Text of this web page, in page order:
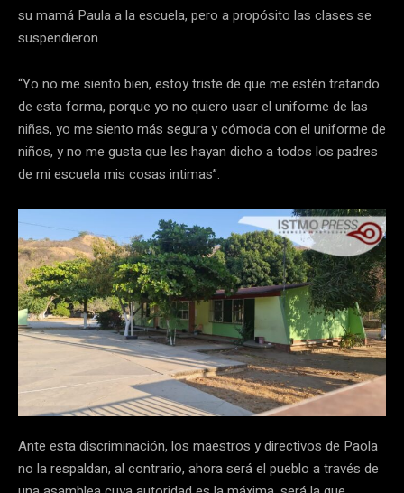
su mamá Paula a la escuela, pero a propósito las clases se
suspendieron.
“Yo no me siento bien, estoy triste de que me estén tratando
de esta forma, porque yo no quiero usar el uniforme de las
niñas, yo me siento más segura y cómoda con el uniforme de
niños, y no me gusta que les hayan dicho a todos los padres
de mi escuela mis cosas intimas”.
Ante esta discriminación, los maestros y directivos de Paola
no la respaldan, al contrario, ahora será el pueblo a través de